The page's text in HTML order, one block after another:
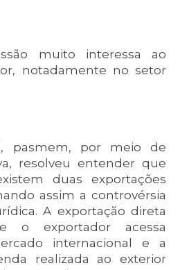
muito interessa ao
notadamente no setor
pasmem, por meio de
resolveu entender que
duas exportações
assim a controvérsia
A exportação direta
o exportador acessa
internacional e a
realizada ao exterior